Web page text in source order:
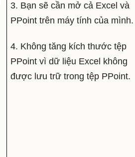
3. Bạn sẽ cần mở cả Excel và
PPoint trên máy tính của mình.
4. Không tăng kích thước tệp
PPoint vì dữ liệu Excel không
được lưu trữ trong tệp PPoint.